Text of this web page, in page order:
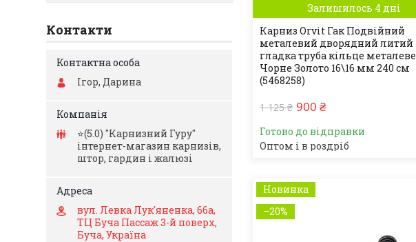
Залишилось 4 дні
Карниз Orvit Гак Подвійний
металевий дворядний литий
гладка труба кільце металеве
Чорне Золото 16\16 мм 240 см
(5468258)
1 125 ₴ 900 ₴
Готово до відправки
Оптом і в роздріб
Новинка
–20%
Контакти
Ігор, Дарина
⭐️(5.0) "Карнизний Гуру"
інтернет-магазин карнизів,
штор, гардин і жалюзі
вул. Левка Лук'яненка, 66а,
ТЦ Буча Пассаж 3-й поверх,
Буча, Україна